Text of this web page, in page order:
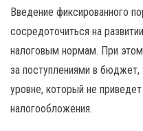
Введение фиксированного
сосредоточиться на
налоговым нормам. При
за поступлениями в бюджет,
уровне, который не
налогообложения.